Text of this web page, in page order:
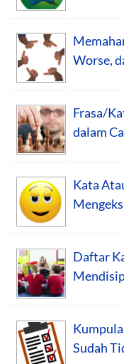
Worse,
Frasa/
dalam
Kata
Daftar
Sudah